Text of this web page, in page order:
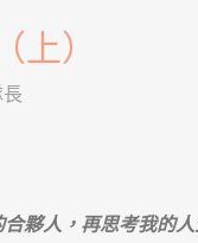
）
夥人，再思考我的